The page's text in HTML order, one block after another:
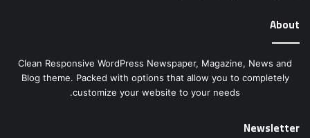
About
Clean Responsive WordPress Newspaper, Magazine, News and
Blog theme. Packed with options that allow you to completely
customize your website to your needs.
Newsletter